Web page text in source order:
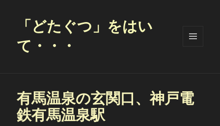
「どたぐつ」をはい
て・・・
有馬温泉の玄関口、神戸電
鉄有馬温泉駅